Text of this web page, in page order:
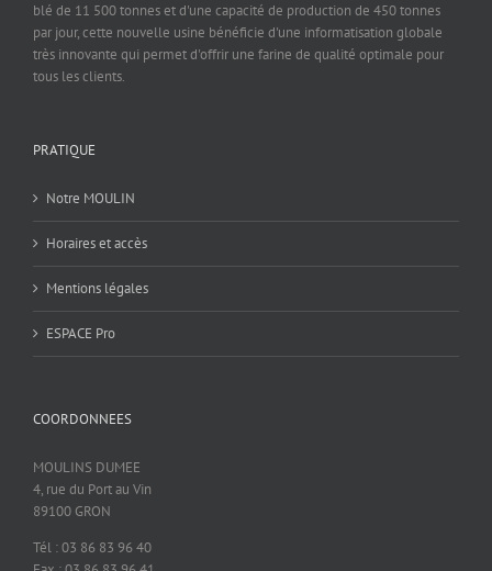
blé de 11 500 tonnes et d'une capacité de production de 450 tonnes
par jour, cette nouvelle usine bénéficie d'une informatisation globale
très innovante qui permet d'offrir une farine de qualité optimale pour
tous les clients.
PRATIQUE
Notre MOULIN
Horaires et accès
Mentions légales
ESPACE Pro
COORDONNEES
MOULINS DUMEE
4, rue du Port au Vin
89100 GRON
Tél : 03 86 83 96 40